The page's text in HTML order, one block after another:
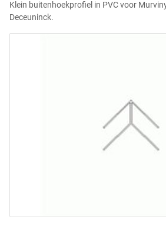
Klein buitenhoekprofiel in PVC voor
Deceuninck.